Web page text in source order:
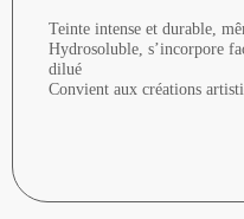
Teinte intense et durable,
Hydrosoluble, s’incorpore
dilué
Convient aux créations